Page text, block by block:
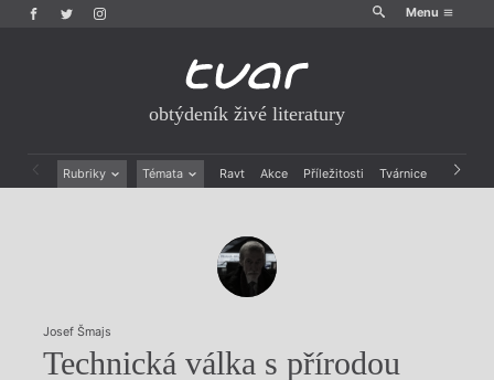
Menu
obtýdeník živé literatury
Rubriky Témata Ravt Akce Příležitosti Tvárnice Archiv
Rozhovory
Dokument
Josef Šmajs
Technická válka s přírodou